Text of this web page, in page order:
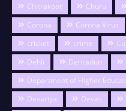
Chitrakoot
Churu
Corona
Corona Virus
cricket
crime
Dehli
Dehradun
Department of Higher
Devariya
Devas